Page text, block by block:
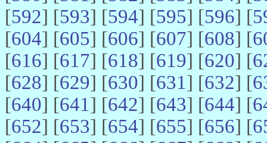
[592] [593] [594] [595] [596] [
[604] [605] [606] [607] [608] [
[616] [617] [618] [619] [620] [
[628] [629] [630] [631] [632] [
[640] [641] [642] [643] [644] [
[652] [653] [654] [655] [656] [